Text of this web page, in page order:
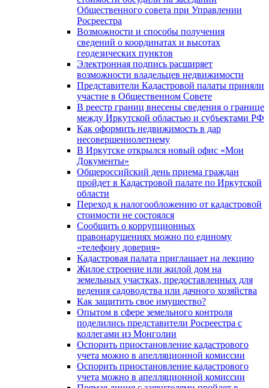
Общественного совета при Управлении
Росреестра
Возможности и способы получения
сведений о координатах и высотах
геодезических пунктов
Электронная подпись расширяет
возможности владельцев недвижимости
Представители Кадастровой палаты приняли
участие в Общественном Совете
В реестр границ внесены сведения о границе
между Иркутской областью и субъектами РФ
Как оформить недвижимость в дар
несовершеннолетнему
В Иркутске открылся новый офис «Мои
Документы»
Общероссийский день приема граждан
пройдет в Кадастровой палате по Иркутской
области
Переход к налогообложению от кадастровой
стоимости не состоялся
Сообщить о коррупционных
правонарушениях можно по единому
«телефону доверия»
Кадастровая палата приглашает на лекцию
Жилое строение или жилой дом на
земельных участках, предоставленных для
ведения садоводства или дачного хозяйства
Как защитить свое имущество?
Опытом в сфере земельного контроля
поделились представители Росреестра с
коллегами из Монголии
Оспорить приостановление кадастрового
учета можно в апелляционной комиссии
Оспорить приостановление кадастрового
учета можно в апелляционной комиссии